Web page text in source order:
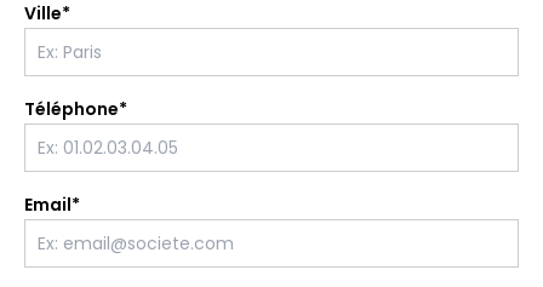
Ville*
Téléphone*
Email*